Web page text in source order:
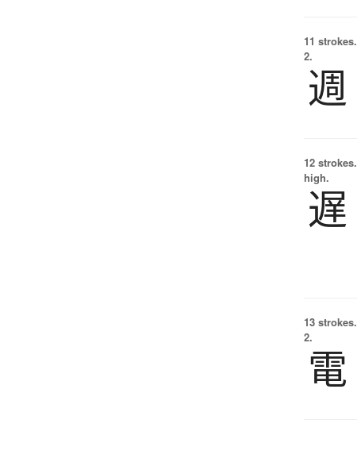
11 strokes.
2.
週
12 strokes.
high.
遅
13 strokes.
2.
電